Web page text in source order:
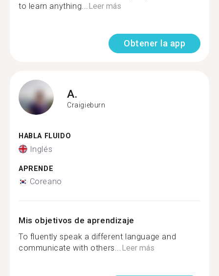
to learn anything...Leer más
Obtener la app
A.
Craigieburn
HABLA FLUIDO
Inglés
APRENDE
Coreano
Mis objetivos de aprendizaje
To fluently speak a different language and
communicate with others...Leer más